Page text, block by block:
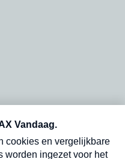
dinsdagochtend in